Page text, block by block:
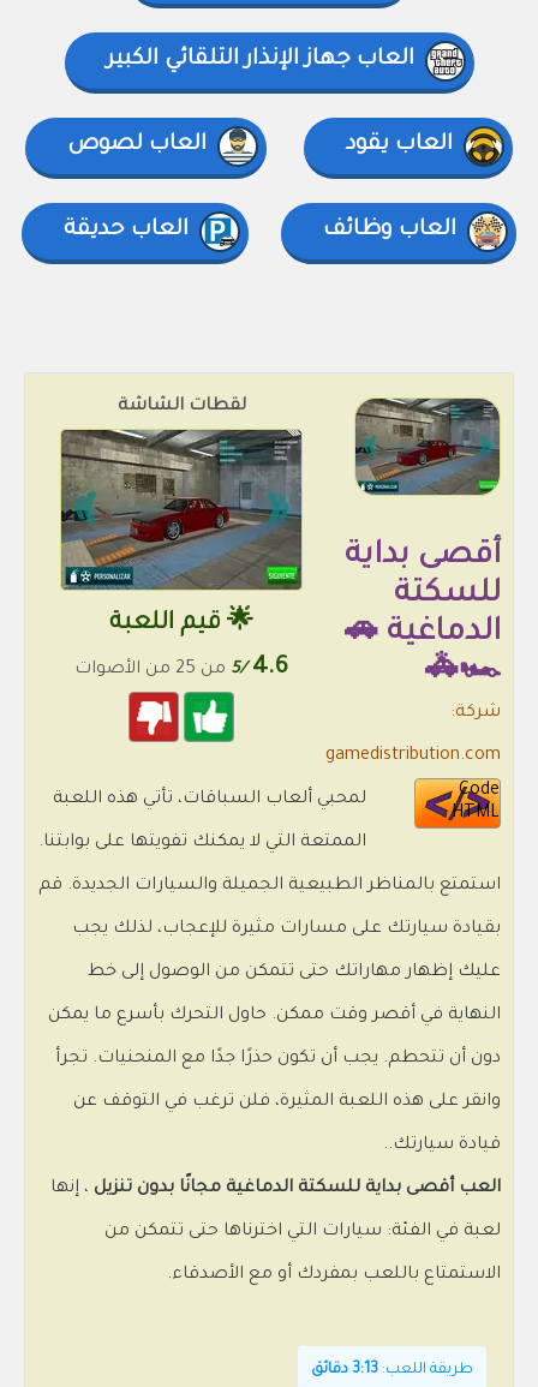
العاب جهاز الإنذار التلقائي الكبير
العاب يقود العاب لصوص
العاب وظائف العاب حديقة
لقطات الشاشة
🌟 قيم اللعبة
4.6
/5 من 25 من الأصوات
أقصى بداية
للسكتة
الدماغية 🚗
🏎🚓
شركة:
gamedistribution.com
Code
HTML
لمحبي ألعاب السباقات، تأتي هذه اللعبة
الممتعة التي لا يمكنك تفويتها على بوابتنا.
استمتع بالمناظر الطبيعية الجميلة والسيارات الجديدة. قم
بقيادة سيارتك على مسارات مثيرة للإعجاب، لذلك يجب
عليك إظهار مهاراتك حتى تتمكن من الوصول إلى خط
النهاية في أقصر وقت ممكن. حاول التحرك بأسرع ما يمكن
دون أن تتحطم. يجب أن تكون حذرًا جدًا مع المنحنيات. تجرأ
وانقر على هذه اللعبة المثيرة، فلن ترغب في التوقف عن
قيادة سيارتك..
العب أقصى بداية للسكتة الدماغية مجانًا بدون تنزيل ، إنها
لعبة في الفئة: سيارات التي اخترناها حتى تتمكن من
الاستمتاع باللعب بمفردك أو مع الأصدقاء.
طريقة اللعب: 3:13 دقائق